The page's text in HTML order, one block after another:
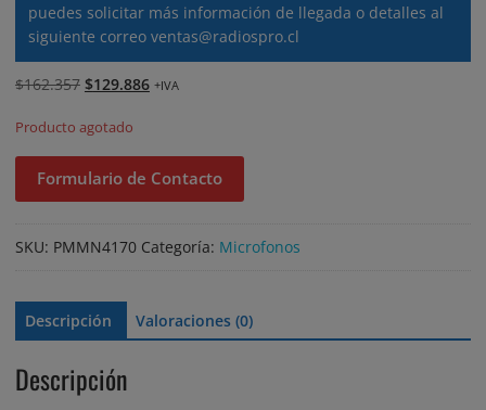
puedes solicitar más información de llegada o detalles al
siguiente correo ventas@radiospro.cl
$162.357 El
original
era:
$162.357.
$129.886El
es:
$129.886.
+IVA
Producto agotado
Formulario de Contacto
SKU: PMMN4170 Categoría: Microfonos
Descripción Valoraciones (0)
Descripción